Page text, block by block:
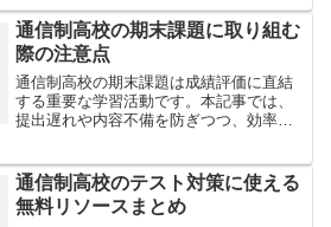
す。
通信制高校の期末課題に取り組む
際の注意点
通信制高校の期末課題は成績評価に直結
する重要な学習活動です。本記事では、
提出遅れや内容不備を防ぎつつ、効率よ
通信制高校のテスト対策に使える
無料リソースまとめ